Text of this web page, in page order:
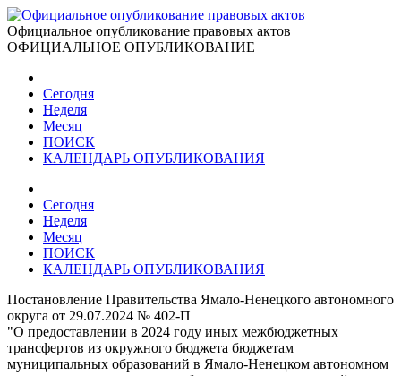
Официальное опубликование правовых актов
ОФИЦИАЛЬНОЕ ОПУБЛИКОВАНИЕ
Сегодня
Неделя
Месяц
ПОИСК
КАЛЕНДАРЬ ОПУБЛИКОВАНИЯ
Сегодня
Неделя
Месяц
ПОИСК
КАЛЕНДАРЬ ОПУБЛИКОВАНИЯ
Постановление Правительства Ямало-Ненецкого автономного
округа от 29.07.2024 № 402-П
"О предоставлении в 2024 году иных межбюджетных
трансфертов из окружного бюджета бюджетам
муниципальных образований в Ямало-Ненецком автономном